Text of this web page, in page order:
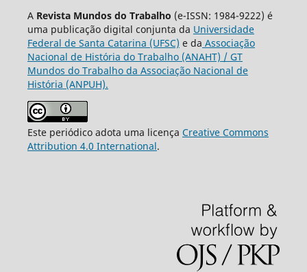
A Revista Mundos do Trabalho (e-ISSN: 1984-9222) é
uma publicação digital conjunta da Universidade
Federal de Santa Catarina (UFSC) e da Associação
Nacional de História do Trabalho (ANAHT) / GT
Mundos do Trabalho da Associação Nacional de
História (ANPUH).
Este periódico adota uma licença Creative Commons
Attribution 4.0 International.